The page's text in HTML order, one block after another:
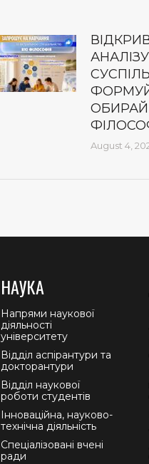
ОБИРАЙ
August 4,
НАУКА
Напрями наукової
діяльності
університету
Відділ аспірантури та
докторантури
Відділ наукової
роботи студентів
Інноваційна, науково-
технічна діяльність
Спеціалізовані вчені
ради